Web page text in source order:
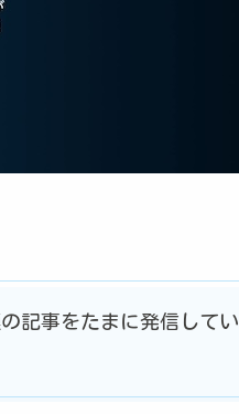
記事をたまに発信してい